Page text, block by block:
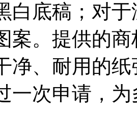
白底稿；对
案。提供的
净、耐用的
一次申请，